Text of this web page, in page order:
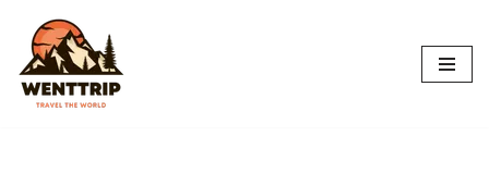
Zum
Inhalt
springen